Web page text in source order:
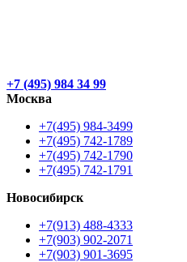
+7 (495) 984 34 99
Москва
+7(495) 984-3499
+7(495) 742-1789
+7(495) 742-1790
+7(495) 742-1791
Новосибирск
+7(913) 488-4333
+7(903) 902-2071
+7(903) 901-3695